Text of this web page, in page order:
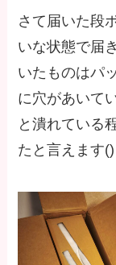
さて届いた段
いな状態で届
いたものはパ
に穴があいて
と潰れている
たと言えます()